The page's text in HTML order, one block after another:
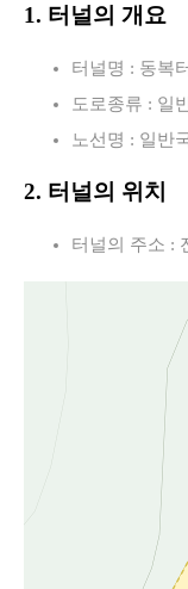
1. 터널의 개요
터널명 : 동복
도로종류 : 일
노선명 : 일반
2. 터널의 위치
터널의 주소 :